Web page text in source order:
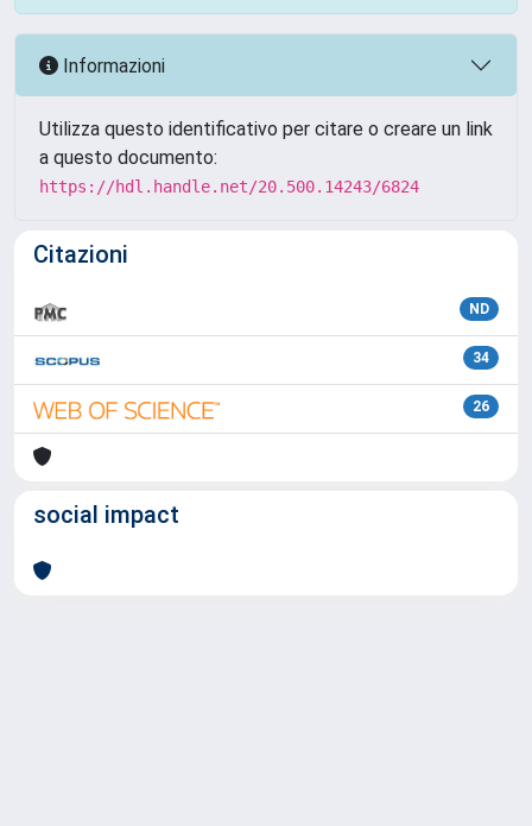
Informazioni
Utilizza questo identificativo per citare o creare un link
a questo documento:
https://hdl.handle.net/20.500.14243/6824
Citazioni
ND
34
26
social impact